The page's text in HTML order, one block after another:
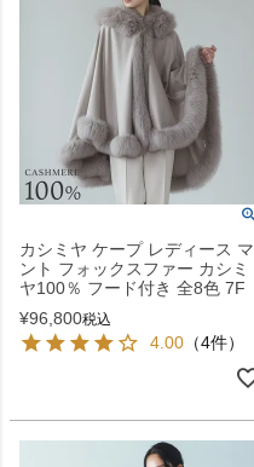
カシミヤ ケープ レディース マ
ント フォックスファー カシミ
ヤ100％ フード付き 全8色 7F
¥96,800税込
4.00 （4件）